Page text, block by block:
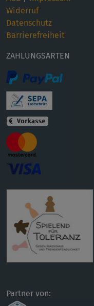
Widerruf
Datenschutz
Barrierefreiheit
ZAHLUNGSARTEN
Partner von: